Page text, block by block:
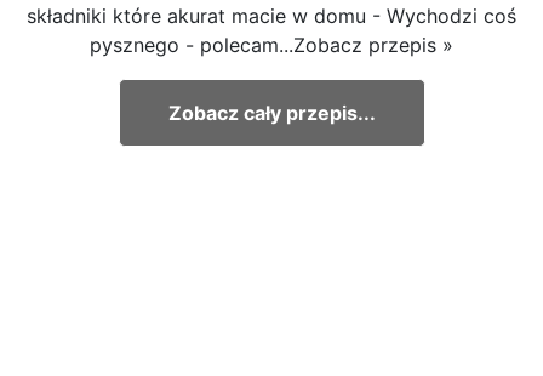
składniki które akurat macie w domu - Wychodzi coś
pysznego - polecam...Zobacz przepis »
Zobacz cały przepis...